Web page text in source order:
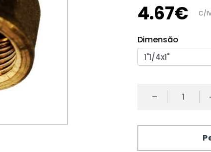
4.67€ C/
Dimensão
-